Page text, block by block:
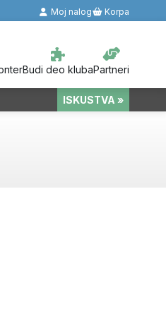
Moj nalog Korpa
Budi deo klubaPartneri
ISKUSTVA »